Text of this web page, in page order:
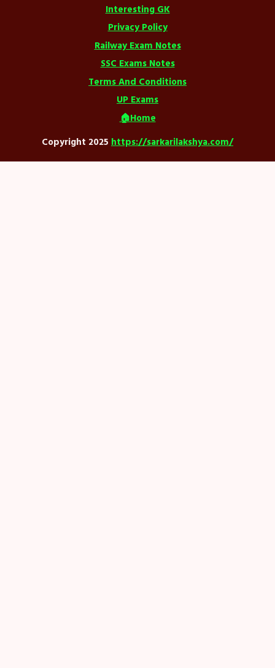
Interesting GK
Privacy Policy
Railway Exam Notes
SSC Exams Notes
Terms And Conditions
UP Exams
🏠Home
Copyright 2025 https://sarkarilakshya.com/